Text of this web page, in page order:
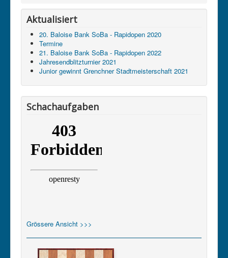
Aktualisiert
20. Baloise Bank SoBa - Rapidopen 2020
Termine
21. Baloise Bank SoBa - Rapidopen 2022
Jahresendblitzturnier 2021
Junior gewinnt Grenchner Stadtmeisterschaft 2021
Schachaufgaben
Grössere Ansicht >>>